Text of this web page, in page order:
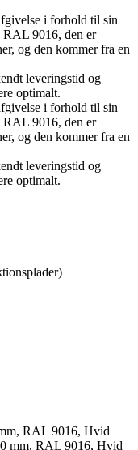
i forhold til sin
RAL 9016, den er
og den kommer fra en
leveringstid og
optimalt.
i forhold til sin
RAL 9016, den er
og den kommer fra en
leveringstid og
optimalt.
RAL 9016, Hvid